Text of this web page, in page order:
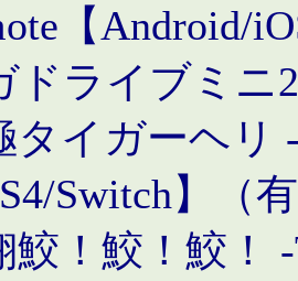
【Android/
ドライブミニ
タイガーヘリ
Switch】（
鮫！鮫！鮫！